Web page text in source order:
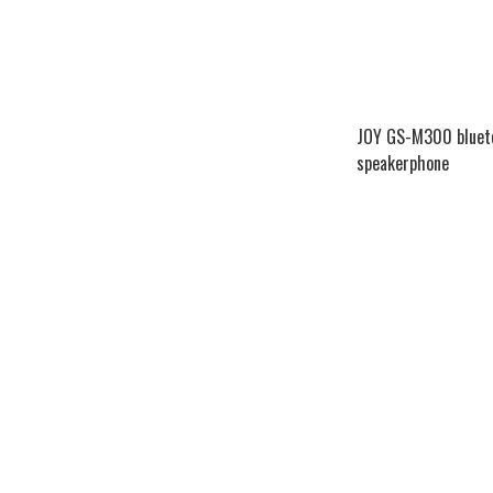
JOY GS-M300
speakerphone